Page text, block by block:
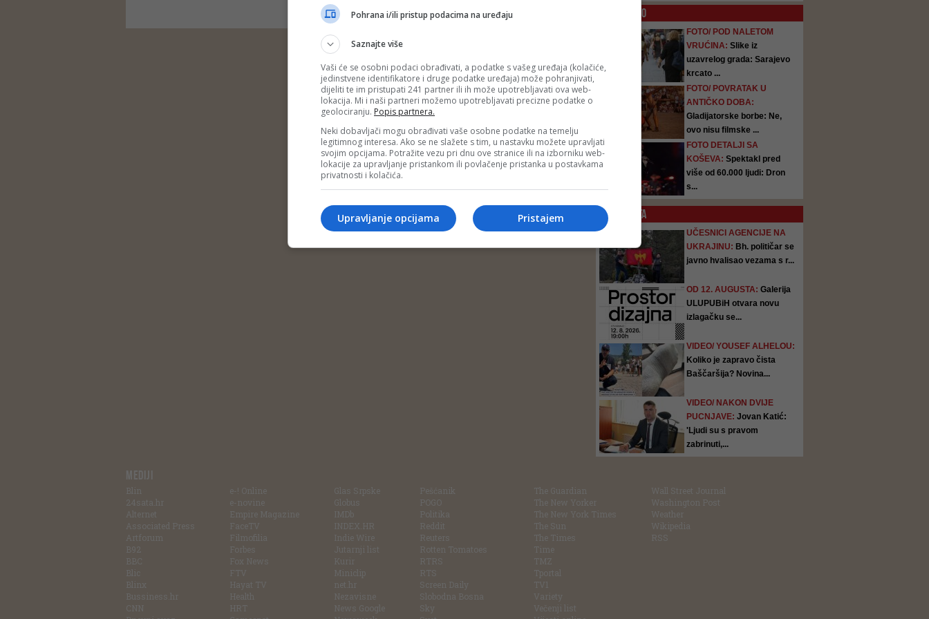
FOTO
FOTO/ POD NALETOM
VRUĆINA: Slike iz
uzavrelog grada: Sarajevo
krcato ...
FOTO/ POVRATAK U
ANTIČKO DOBA:
Gladijatorske borbe: Ne,
ovo nisu filmske ...
FOTO DETALJI SA
KOŠEVA: Spektakl pred
više od 60.000 ljudi: Dron
s...
24 SATA
UČESNICI AGENCIJE NA
UKRAJINU: Bh. političar se
javno hvalisao vezama s r...
OD 12. AUGUSTA: Galerija
ULUPUBiH otvara novu
izlagačku se...
VIDEO/ YOUSEF ALHELOU:
Koliko je zapravo čista
Baščaršija? Novina...
VIDEO/ NAKON DVIJE
PUCNJAVE: Jovan Katić:
'Ljudi su s pravom
zabrinuti,...
MEDIJI
Blin
24sata.hr
Alternet
Associated Press
Artforum
B92
BBC
Blic
Blinx
Bussiness.hr
CNN
e-! Online
e-novine
Empire Magazine
FaceTV
Filmofilia
Forbes
Fox News
FTV
Hayat TV
Health
HRT
Glas Srpske
Globus
IMDb
INDEX.HR
Indie Wire
Jutarnji list
Kurir
Miniclip
net.hr
Nezavisne
News Google
Pešćanik
POGO
Politika
Reddit
Reuters
Rotten Tomatoes
RTRS
RTS
Screen Daily
Slobodna Bosna
Sky
The Guardian
The New Yorker
The New York Times
The Sun
The Times
Time
TMZ
Tportal
TV1
Variety
Večenji list
Wall Street Journal
Washington Post
Weather
Wikipedia
RSS
Pohrana i/ili pristup podacima na uređaju
Saznajte više
Vaši će se osobni podaci obrađivati, a podatke s vašeg uređaja (kolačiće,
jedinstvene identifikatore i druge podatke uređaja) može pohranjivati,
dijeliti te im pristupati 241 partner ili ih može upotrebljavati ova web-
lokacija. Mi i naši partneri možemo upotrebljavati precizne podatke o
geolociranju. Popis partnera.
Neki dobavljači mogu obrađivati vaše osobne podatke na temelju
legitimnog interesa. Ako se ne slažete s tim, u nastavku možete upravljati
svojim opcijama. Potražite vezu pri dnu ove stranice ili na izborniku web-
lokacije za upravljanje pristankom ili povlačenje pristanka u postavkama
privatnosti i kolačića.
Pristajem
Upravljanje opcijama